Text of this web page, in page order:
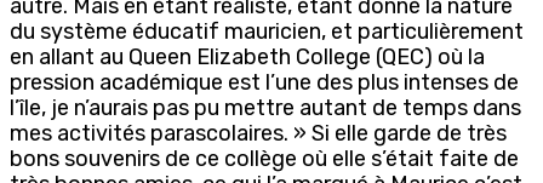
autre. Mais en étant réaliste, étant donné la nature
du système éducatif mauricien, et particulièrement
en allant au Queen Elizabeth College (QEC) où la
pression académique est l’une des plus intenses de
l’île, je n’aurais pas pu mettre autant de temps dans
mes activités parascolaires. » Si elle garde de très
bons souvenirs de ce collège où elle s’était faite de